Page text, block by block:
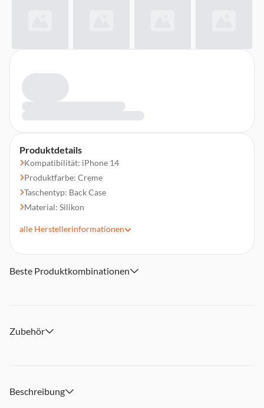
Produktdetails
Kompatibilität: iPhone 14
Produktfarbe: Creme
Taschentyp: Back Case
Material: Silikon
alle Herstellerinformationen
Beste Produktkombinationen
Zubehör
Beschreibung